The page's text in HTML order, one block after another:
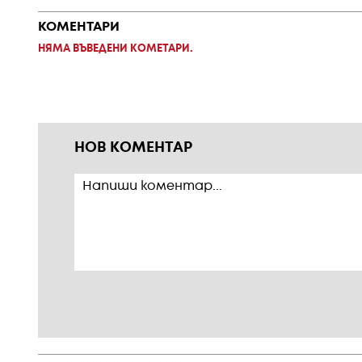
КОМЕНТАРИ
НЯМА ВЪВЕДЕНИ КОМЕТАРИ.
НОВ КОМЕНТАР